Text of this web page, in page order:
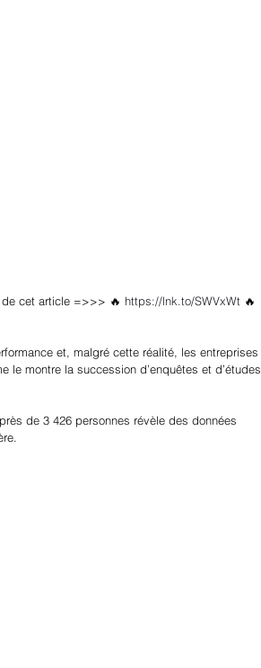
de cet article =>>> 🔥 https://lnk.to/SWVxWt 🔥
et, malgré cette réalité, les entreprises
le montre la succession d’enquêtes et d’études
de 3 426 personnes révèle des données